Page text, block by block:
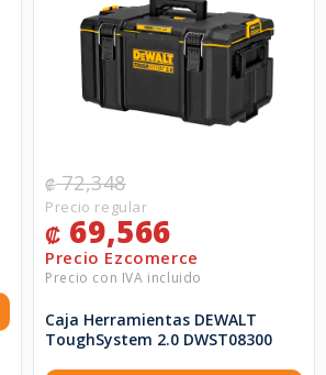
₡72,348
₡ 69,566
Caja Herramientas DEWALT
ToughSystem 2.0 DWST08300